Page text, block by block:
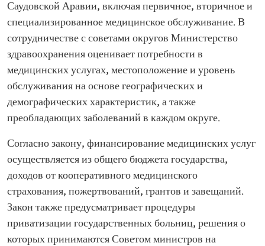
Саудовской Аравии, включая первичное, вторичное и
специализированное медицинское обслуживание. В
сотрудничестве с советами округов Министерство
здравоохранения оценивает потребности в
медицинских услугах, местоположение и уровень
обслуживания на основе географических и
демографических характеристик, а также
преобладающих заболеваний в каждом округе.
Согласно закону, финансирование медицинских услуг
осуществляется из общего бюджета государства,
доходов от кооперативного медицинского
страхования, пожертвований, грантов и завещаний.
Закон также предусматривает процедуры
приватизации государственных больниц, решения о
которых принимаются Советом министров на